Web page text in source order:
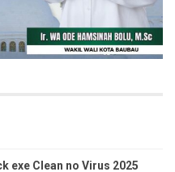
exe Clean no Virus 2025